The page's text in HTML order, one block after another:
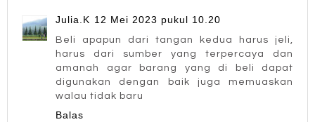
Julia.K 12 Mei 2023 pukul 10.20
Beli apapun dari tangan kedua harus jeli,
harus dari sumber yang terpercaya dan
amanah agar barang yang di beli dapat
digunakan dengan baik juga memuaskan
walau tidak baru
Balas